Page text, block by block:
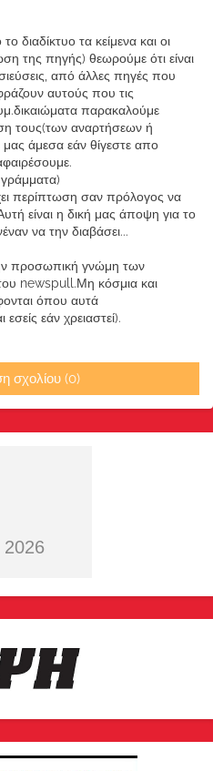
διαδίκτυο τα κείμενα και οι
της πηγής) θεωρούμε ότι είναι
από άλλες πηγές που
αυτούς που τις
παρακαλούμε
τους(των αναρτήσεων ή
άμεσα εάν θίγεστε απο
περίπτωση σαν πρόλογος να
είναι η δική μας άποψη για το
να την διαβάσει...
προσωπική γνώμη των
newspull.Μη κόσμια και
όπου αυτά
εάν χρειαστεί).
σχολίου (0)
2026